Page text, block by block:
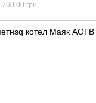
760.00 грн